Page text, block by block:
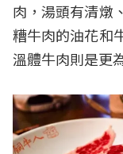
肉，湯頭有清燉
糟牛肉的油花和
溫體牛肉則是更